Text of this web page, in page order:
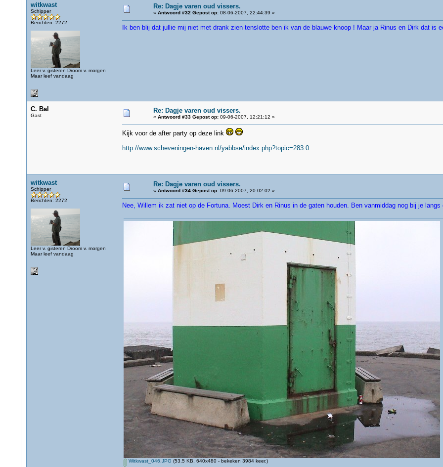
witkwast
Schipper
Berichten: 2272
Leer v. gisteren Droom v. morgen
Maar leef vandaag
Re: Dagje varen oud vissers.
« Antwoord #32 Gepost op:08-06-2007, 22:44:39 »
Ik ben blij dat jullie mij niet met drank zien tenslotte ben ik van de blauwe knoop ! Maar ja Rinus en Dirk dat is
C. Bal
Gast
Re: Dagje varen oud vissers.
« Antwoord #33 Gepost op:09-06-2007, 12:21:12 »
Kijk voor de after party op deze link
http://www.scheveningen-haven.nl/yabbse/index.php?topic=283.0
witkwast
Schipper
Berichten: 2272
Leer v. gisteren Droom v. morgen
Maar leef vandaag
Re: Dagje varen oud vissers.
« Antwoord #34 Gepost op:09-06-2007, 20:02:02 »
Nee, Willem ik zat niet op de Fortuna. Moest Dirk en Rinus in de gaten houden. Ben vanmiddag nog bij je
Witkwast_046.JPG (53.5 KB, 640x480 - bekeken 3984 keer.)